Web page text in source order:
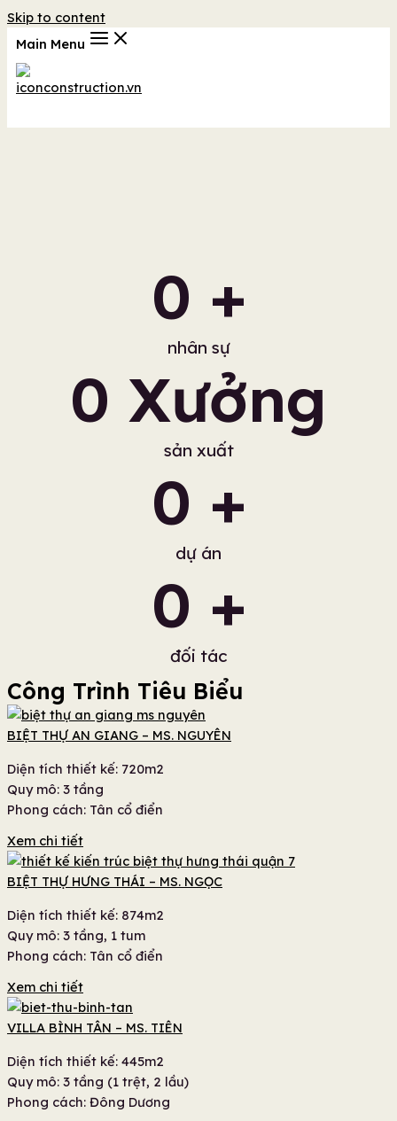
Skip to content
Main Menu
0 +
nhân sự
0 Xưởng
sản xuất
0 +
dự án
0 +
đối tác
Công Trình Tiêu Biểu
BIỆT THỰ AN GIANG – MS. NGUYÊN
Diện tích thiết kế: 720m2
Quy mô: 3 tầng
Phong cách: Tân cổ điển
Xem chi tiết
BIỆT THỰ HƯNG THÁI – MS. NGỌC
Diện tích thiết kế: 874m2
Quy mô: 3 tầng, 1 tum
Phong cách: Tân cổ điển
Xem chi tiết
VILLA BÌNH TÂN – MS. TIÊN
Diện tích thiết kế: 445m2
Quy mô: 3 tầng (1 trệt, 2 lầu)
Phong cách: Đông Dương